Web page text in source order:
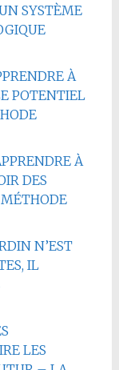
SYSTÈME
À
POTENTIEL
À
DES
N’EST
IL
LES